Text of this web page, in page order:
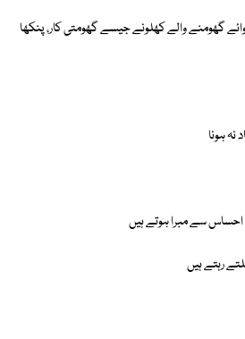
گھومنے والے کھلونے جیسے گھومتی کار، پنکھا
ہونا
سے مبرا ہوتے ہیں
رہتے ہیں